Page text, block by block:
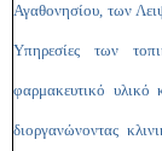
Αγαθονησίου, των
Υπηρεσίες των
φαρμακευτικό υλικό
διοργανώνοντας